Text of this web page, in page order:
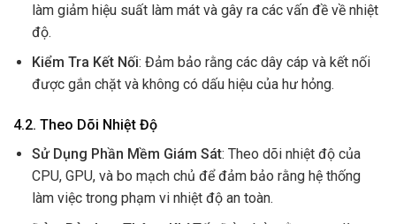
làm giảm hiệu suất làm mát và gây ra các vấn đề về nhiệt
độ.
Kiểm Tra Kết Nối: Đảm bảo rằng các dây cáp và kết nối
được gắn chặt và không có dấu hiệu của hư hỏng.
4.2. Theo Dõi Nhiệt Độ
Sử Dụng Phần Mềm Giám Sát: Theo dõi nhiệt độ của
CPU, GPU, và bo mạch chủ để đảm bảo rằng hệ thống
làm việc trong phạm vi nhiệt độ an toàn.